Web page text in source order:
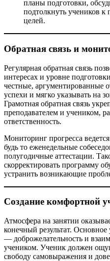
планы подготовки,
подтолкнуть учеников к
целей.
Обратная связь и
Регулярная обратная связь
интересах и уровне
честные, аргументированные
успехи и мягко указывать на
Грамотная обратная связь
преподавателем и учеником,
ответственность.
Мониторинг прогресса
будь то еженедельные
полугодичные аттестации.
скорректировать программу
устранить возникающие
Создание комфортной
Атмосфера на занятии
конечный результат.
— доброжелательность и
учеником. Ученик должен
свободу самовыражения и